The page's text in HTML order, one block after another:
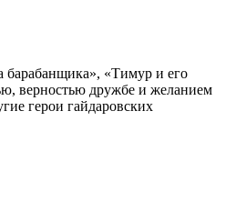
барабанщика», «Тимур и его
верностью дружбе и желанием
герои гайдаровских